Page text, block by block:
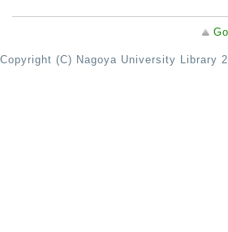
Copyright (C) Nagoya University Library